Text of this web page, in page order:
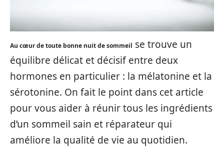
Au cœur de toute bonne nuit de sommeil se trouve un
équilibre délicat et décisif entre deux
hormones en particulier : la mélatonine et la
sérotonine. On fait le point dans cet article
pour vous aider à réunir tous les ingrédients
d’un sommeil sain et réparateur qui
améliore la qualité de vie au quotidien.